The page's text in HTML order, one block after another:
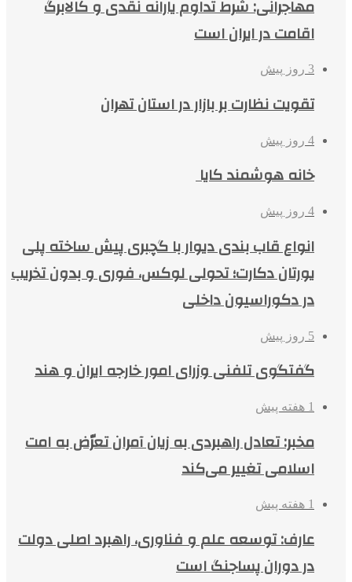
مهاجرانی: شرط تداوم یارانه نقدی و کالابرگ
اقامت در ایران است
3 روز پیش
تقویت نظارت بر بازار در استان تهران
4 روز پیش
خانه هوشمند کایا
4 روز پیش
انواع قاب بندی دیوار با گچبری پیش ساخته پلی
یورتان دکارت؛ تحولی لوکس، فوری و بدون تخریب
در دکوراسیون داخلی
5 روز پیش
گفتگوی تلفنی وزرای امور خارجه ایران و هند
1 هفته پیش
مخبر: تعادل راهبردی به زیان آمران تعرّض به امت
اسلامی تغییر می‌کند
1 هفته پیش
عارف: توسعه علم و فناوری، راهبرد اصلی دولت
در دوران پساجنگ است